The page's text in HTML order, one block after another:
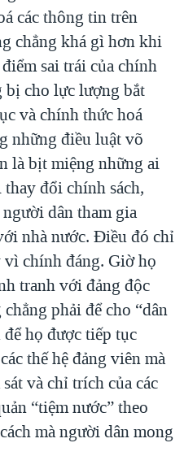
các thông tin trên
chẳng khá gì hơn khi
sai trái của chính
bị cho lực lượng bắt
và chính thức hoá
những điều luật võ
là bịt miệng những ai
đổi chính sách,
dân tham gia
nhà nước. Điều đó chỉ
chính đáng. Giờ họ
tranh với đảng độc
phải để cho “dân
họ được tiếp tục
thế hệ đảng viên mà
và chỉ trích của các
“tiệm nước” theo
mà người dân mong